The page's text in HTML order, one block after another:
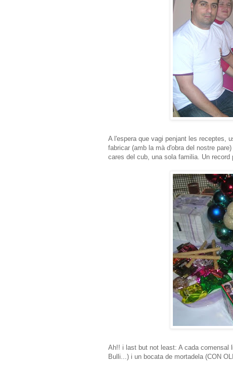
A l'espera que vagi penjant les receptes,
fabricar (amb la mà d'obra del nostre
cares del cub, una sola familia. Un record
Ah!! i last but not least: A cada comensal
Bulli...) i un bocata de mortadela (CON